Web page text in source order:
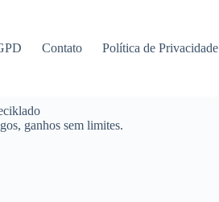
Contato Política de Privacidade
ganhos sem limites.